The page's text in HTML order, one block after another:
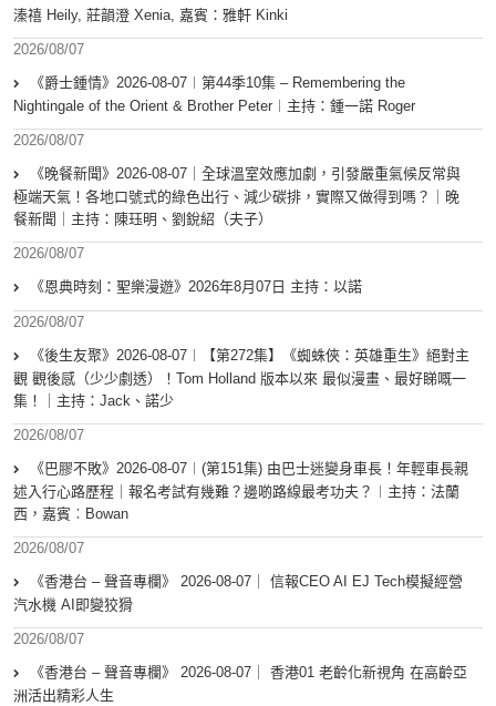
溱禧 Heily, 莊韻澄 Xenia, 嘉賓：雅軒 Kinki
2026/08/07
《爵士鍾情》2026-08-07︱第44季10集 – Remembering the
Nightingale of the Orient & Brother Peter︱主持：鍾一諾 Roger
2026/08/07
《晚餐新聞》2026-08-07｜全球溫室效應加劇，引發嚴重氣候反常與
極端天氣！各地口號式的綠色出行、減少碳排，實際又做得到嗎？｜晚
餐新聞｜主持：陳珏明、劉銳紹（夫子）
2026/08/07
《恩典時刻：聖樂漫遊》2026年8月07日 主持：以諾
2026/08/07
《後生友聚》2026-08-07︱【第272集】《蜘蛛俠：英雄重生》絕對主
觀 觀後感（少少劇透）！Tom Holland 版本以來 最似漫畫、最好睇嘅一
集！｜主持：Jack、諾少
2026/08/07
《巴膠不敗》2026-08-07︱(第151集) 由巴士迷變身車長！年輕車長親
述入行心路歷程｜報名考試有幾難？邊啲路線最考功夫？︱主持：法蘭
西，嘉賓︰Bowan
2026/08/07
《香港台 – 聲音專欄》 2026-08-07｜ 信報CEO AI EJ Tech模擬經營
汽水機 AI即變狡猾
2026/08/07
《香港台 – 聲音專欄》 2026-08-07｜ 香港01 老齡化新視角 在高齡亞
洲活出精彩人生